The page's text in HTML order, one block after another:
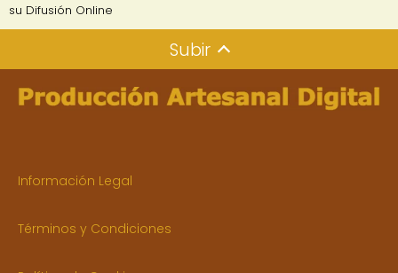
su Difusión Online
Subir
Información Legal
Términos y Condiciones